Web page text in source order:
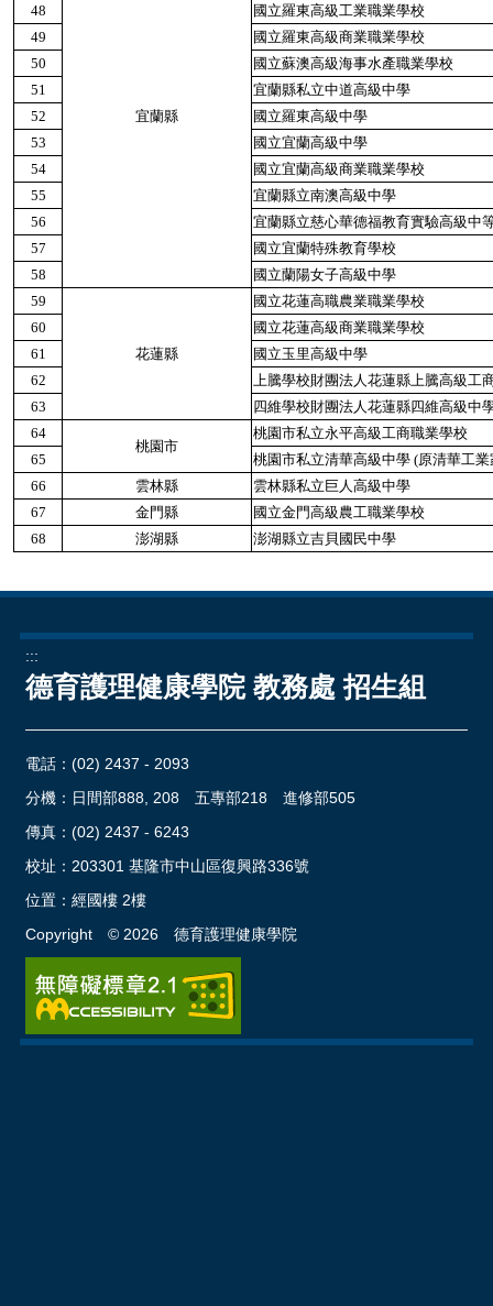
宜蘭縣
48
國立羅東高級工業職業學校
49
國立羅東高級商業職業學校
50
國立蘇澳高級海事水產職業學校
51
宜蘭縣私立中道高級中學
52
國立羅東高級中學
53
國立宜蘭高級中學
54
國立宜蘭高級商業職業學校
55
宜蘭縣立南澳高級中學
56
宜蘭縣立慈心華德福教育實驗高級中
57
國立宜蘭特殊教育學校
58
國立蘭陽女子高級中學
59
花蓮縣
國立花蓮高職農業職業學校
60
國立花蓮高級商業職業學校
61
國立玉里高級中學
62
上騰學校財團法人花蓮縣上騰高級工
63
四維學校財團法人花蓮縣四維高級中
64
桃園市
桃園市私立永平高級工商職業學校
65
桃園市私立清華高級中學 (原清華工
66
雲林縣
雲林縣私立巨人高級中學
67
金門縣
國立金門高級農工職業學校
68
澎湖縣 澎湖縣立吉貝國民中學
:::
德育護理健康學院 教務處 招生組
電話： (02) 2437 - 2093
分機：日間部888, 208 五專部218 進修部505
傳真：(02) 2437 - 6243
校址： 203301 基隆市中山區復興路336號
位置： 經國樓 2樓
Copyright © 2026德育護理健康學院